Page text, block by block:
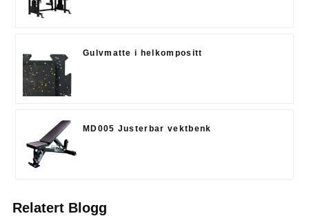
Gulvmatte i helkompositt
MD005 Justerbar vektbenk
Relatert Blogg